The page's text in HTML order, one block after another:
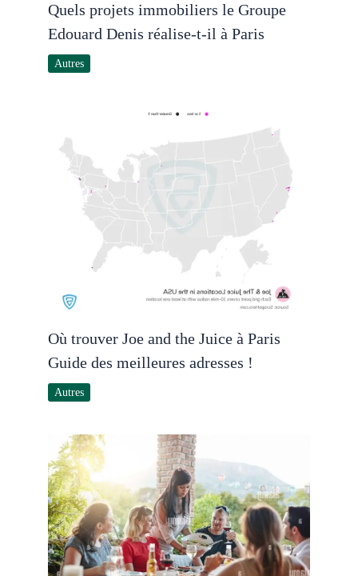
Quels projets immobiliers le Groupe
Edouard Denis réalise-t-il à Paris
Autres
Où trouver Joe and the Juice à Paris
Guide des meilleures adresses !
Autres